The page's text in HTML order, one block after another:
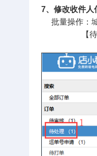
7、修改收件人
批量操作：
【待处理—